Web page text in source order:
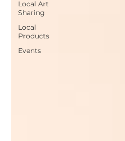
Local Art
Sharing
Local
Products
Events